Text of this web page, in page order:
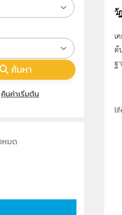
วั
เ
ต้
ฐ
ค้นหา
คืนค่าเริ่มต้น
หมด